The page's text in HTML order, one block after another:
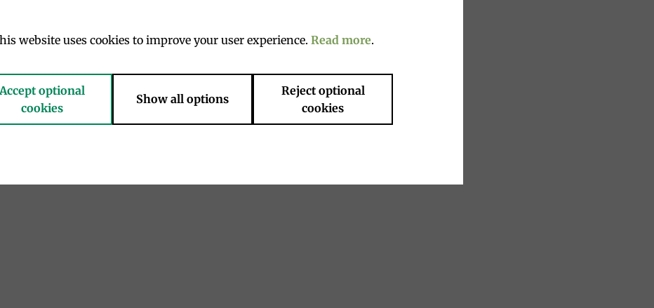
website uses cookies to improve your user experience. Read more.
Accept optional
cookies
Show all options
Reject optional
cookies